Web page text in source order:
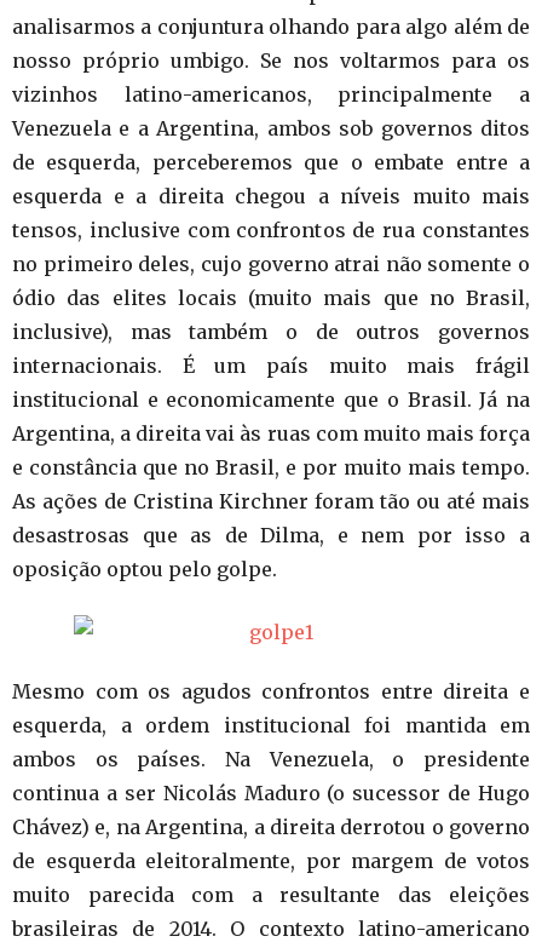
analisarmos a conjuntura olhando para algo além de
nosso próprio umbigo. Se nos voltarmos para os
vizinhos latino-americanos, principalmente a
Venezuela e a Argentina, ambos sob governos ditos
de esquerda, perceberemos que o embate entre a
esquerda e a direita chegou a níveis muito mais
tensos, inclusive com confrontos de rua constantes
no primeiro deles, cujo governo atrai não somente o
ódio das elites locais (muito mais que no Brasil,
inclusive), mas também o de outros governos
internacionais. É um país muito mais frágil
institucional e economicamente que o Brasil. Já na
Argentina, a direita vai às ruas com muito mais força
e constância que no Brasil, e por muito mais tempo.
As ações de Cristina Kirchner foram tão ou até mais
desastrosas que as de Dilma, e nem por isso a
oposição optou pelo golpe.
Mesmo com os agudos confrontos entre direita e
esquerda, a ordem institucional foi mantida em
ambos os países. Na Venezuela, o presidente
continua a ser Nicolás Maduro (o sucessor de Hugo
Chávez) e, na Argentina, a direita derrotou o governo
de esquerda eleitoralmente, por margem de votos
muito parecida com a resultante das eleições
brasileiras de 2014. O contexto latino-americano